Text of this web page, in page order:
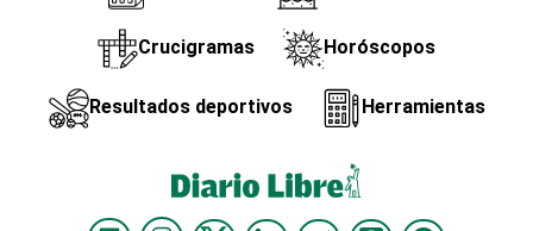
Crucigramas Horóscopos
Resultados deportivos Herramientas